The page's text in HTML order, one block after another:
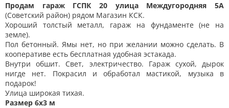
Продам гараж ГСПК 20 улица Междугородняя 5А
(Советский район) рядом Магазин КСК.
Хороший толстый металл, гараж на фундаменте (не на
земле).
Пол бетонный. Ямы нет, но при желании можно сделать. В
кооперативе есть бесплатная удобная эстакада.
Внутри обшит. Свет, электричество. Гараж сухой, дырок
нигде нет. Покрасил и обработал мастикой, музыка в
подарок!
Улица широкая тихая.
Размер 6х3 м